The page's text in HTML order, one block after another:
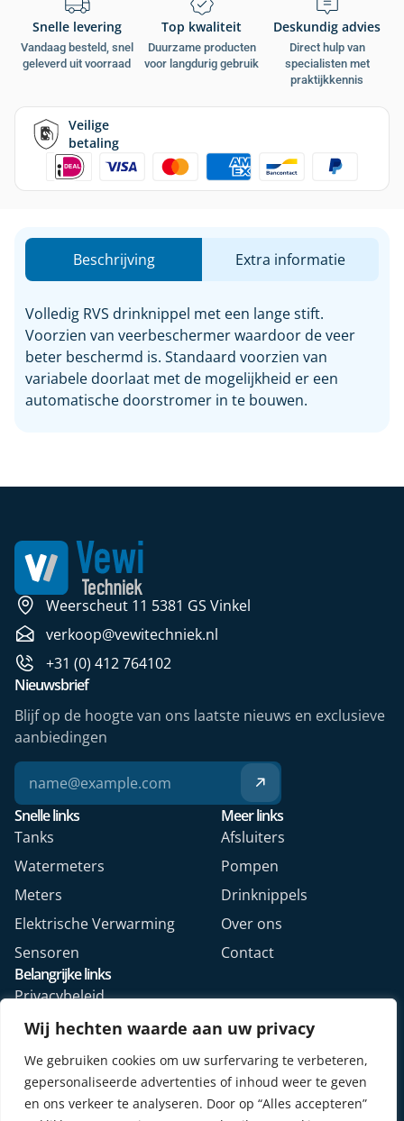
Wij hechten waarde aan uw privacy
We gebruiken cookies om uw surfervaring te verbeteren,
gepersonaliseerde advertenties of inhoud weer te geven
en ons verkeer te analyseren. Door op “Alles accepteren”
Snelle levering
Vandaag besteld, snel
geleverd uit voorraad
Top kwaliteit
Duurzame producten
voor langdurig gebruik
Deskundig advies
Direct hulp van
specialisten met
praktijkkennis
Veilige
betaling
Beschrijving Extra informatie
Volledig RVS drinknippel met een lange stift.
Voorzien van veerbeschermer waardoor de veer
beter beschermd is. Standaard voorzien van
variabele doorlaat met de mogelijkheid er een
automatische doorstromer in te bouwen.
Weerscheut 11 5381 GS Vinkel
verkoop@vewitechniek.nl
+31 (0) 412 764102
Snelle links
Tanks
Watermeters
Meters
Elektrische Verwarming
Sensoren
Meer links
Afsluiters
Pompen
Drinknippels
Over ons
Contact
Belangrijke links
Privacybeleid
Algemene voorwaarden
Veelgestelde vragen
Retourformulier webshop
Nieuwsbrief
Blijf op de hoogte van ons laatste nieuws en exclusieve
aanbiedingen